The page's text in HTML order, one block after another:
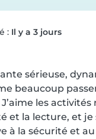
: Il y a 3 jours
sérieuse,
beaucoup
les activités
et la lecture, et je
à la sécurité et